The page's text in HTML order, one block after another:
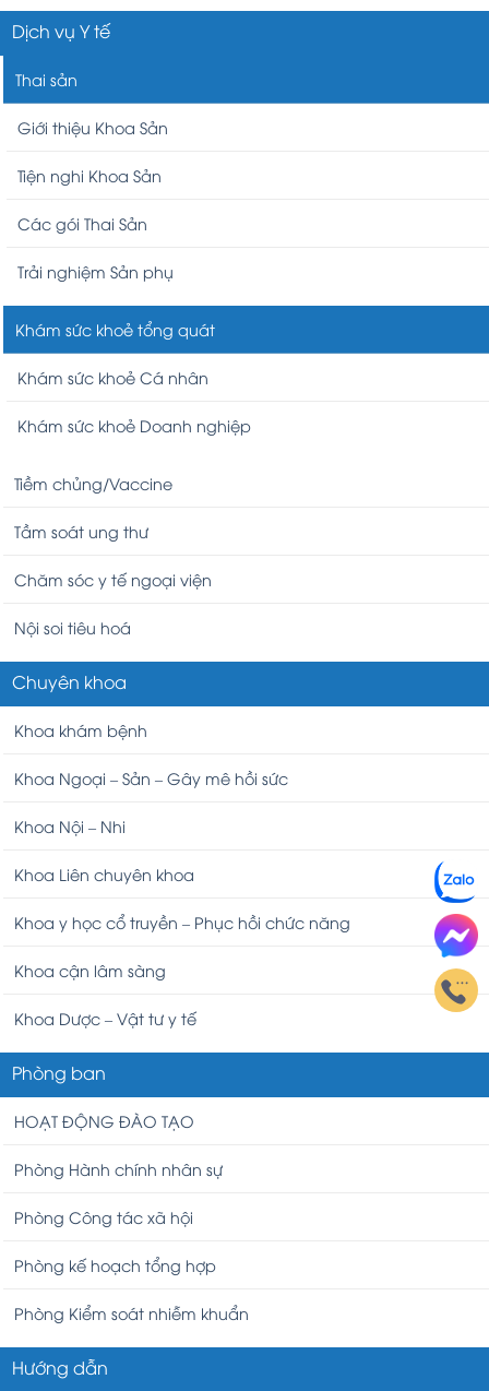
Dịch vụ Y tế
Thai sản
Giới thiệu Khoa Sản
Tiện nghi Khoa Sản
Các gói Thai Sản
Trải nghiệm Sản phụ
Khám sức khoẻ tổng quát
Khám sức khoẻ Cá nhân
Khám sức khoẻ Doanh nghiệp
Tiềm chủng/Vaccine
Tầm soát ung thư
Chăm sóc y tế ngoại viện
Nội soi tiêu hoá
Chuyên khoa
Khoa khám bệnh
Khoa Ngoại – Sản – Gây mê hồi sức
Khoa Nội – Nhi
Khoa Liên chuyên khoa
Khoa y học cổ truyền – Phục hồi chức năng
Khoa cận lâm sàng
Khoa Dược – Vật tư y tế
Phòng ban
HOẠT ĐỘNG ĐÀO TẠO
Phòng Hành chính nhân sự
Phòng Công tác xã hội
Phòng kế hoạch tổng hợp
Phòng Kiểm soát nhiễm khuẩn
Hướng dẫn